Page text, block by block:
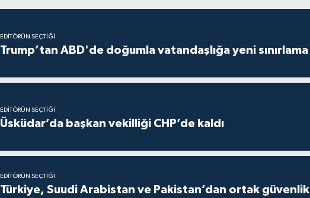
EDITÖRÜN SEÇTIĞI
Trump’tan ABD'de doğumla vatandaşlığa yeni sınırlama
EDITÖRÜN SEÇTIĞI
Üsküdar’da başkan vekilliği CHP’de kaldı
EDITÖRÜN SEÇTIĞI
Türkiye, Suudi Arabistan ve Pakistan’dan ortak güvenlik